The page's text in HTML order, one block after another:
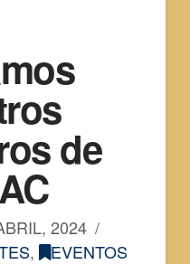
de
2024
, EVENTOS